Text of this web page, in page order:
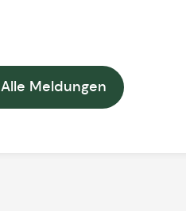
Alle Meldungen